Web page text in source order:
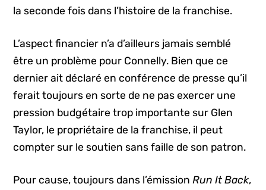
la seconde fois dans l’histoire de la franchise.
L’aspect financier n’a d’ailleurs jamais semblé
être un problème pour Connelly. Bien que ce
dernier ait déclaré en conférence de presse qu’il
ferait toujours en sorte de ne pas exercer une
pression budgétaire trop importante sur Glen
Taylor, le propriétaire de la franchise, il peut
compter sur le soutien sans faille de son patron.
Pour cause, toujours dans l’émissionRun It Back,